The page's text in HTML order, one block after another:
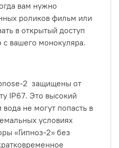
вам нужно
роликов фильм или
в открытый доступ
вашего монокуляра.
2 защищены от
IP67. Это высокий
не могут попасть в
условиях
«Гипноз-2» без